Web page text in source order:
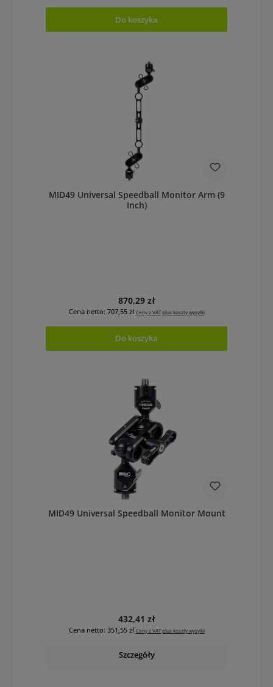
Do koszyka
MID49 Universal Speedball Monitor Arm (9
Inch)
Cena regularna:
870,29 zł
Cena netto: 707,55 zł Ceny z VAT plus koszty wysyłki
Do koszyka
MID49 Universal Speedball Monitor Mount
Cena regularna:
432,41 zł
Cena netto: 351,55 zł Ceny z VAT plus koszty wysyłki
Szczegóły